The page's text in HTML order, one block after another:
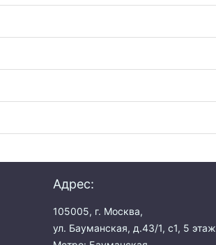
Адрес:
105005, г. Москва,
ул. Бауманская, д.43/1, с1, 5 этаж